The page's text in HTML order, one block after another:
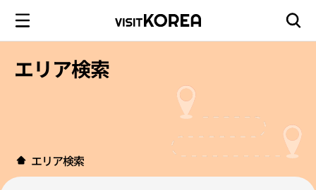
エリア検索
エリア検索